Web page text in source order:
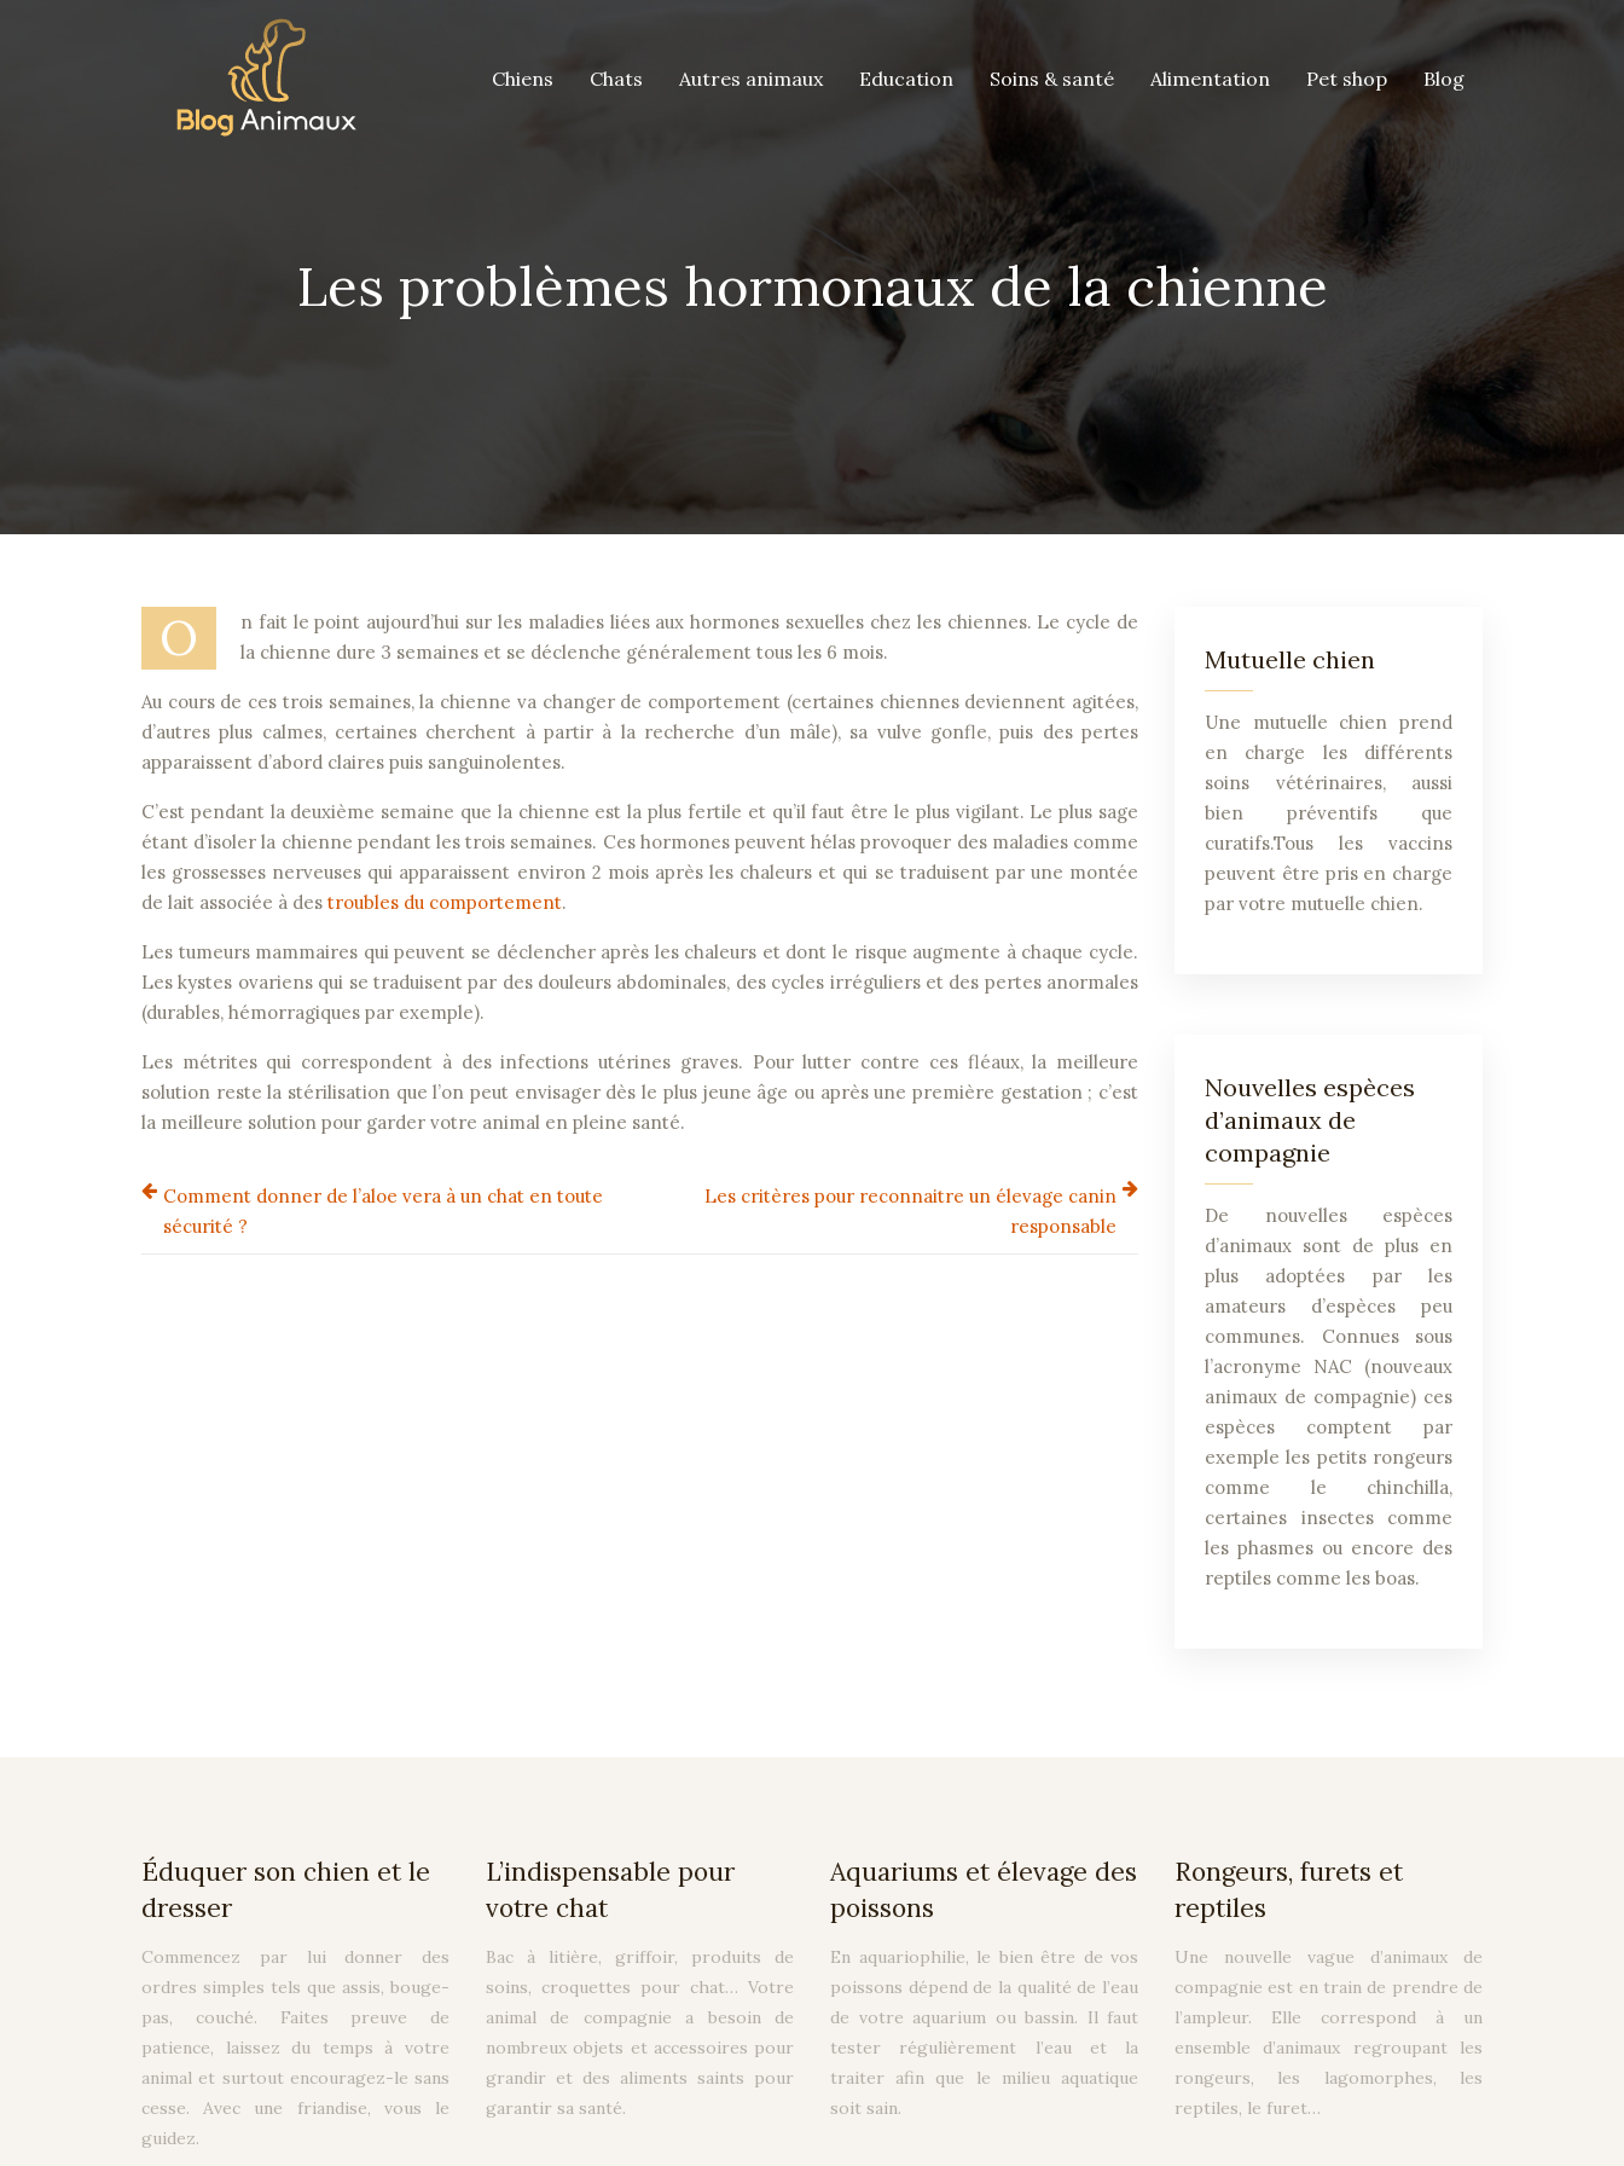
Chiens Chats Autres animaux Education Soins & santé Alimentation Pet shop Blog
Les problèmes hormonaux de la chienne
O
n fait le point aujourd’hui sur les maladies liées aux hormones sexuelles chez les chiennes. Le cycle de
la chienne dure 3 semaines et se déclenche généralement tous les 6 mois.
Au cours de ces trois semaines, la chienne va changer de comportement (certaines chiennes deviennent agitées,
d’autres plus calmes, certaines cherchent à partir à la recherche d’un mâle), sa vulve gonfle, puis des pertes
apparaissent d’abord claires puis sanguinolentes.
C’est pendant la deuxième semaine que la chienne est la plus fertile et qu’il faut être le plus vigilant. Le plus sage
étant d’isoler la chienne pendant les trois semaines. Ces hormones peuvent hélas provoquer des maladies comme
les grossesses nerveuses qui apparaissent environ 2 mois après les chaleurs et qui se traduisent par une montée
de lait associée à des troubles du comportement.
Les tumeurs mammaires qui peuvent se déclencher après les chaleurs et dont le risque augmente à chaque cycle.
Les kystes ovariens qui se traduisent par des douleurs abdominales, des cycles irréguliers et des pertes anormales
(durables, hémorragiques par exemple).
Les métrites qui correspondent à des infections utérines graves. Pour lutter contre ces fléaux, la meilleure
solution reste la stérilisation que l’on peut envisager dès le plus jeune âge ou après une première gestation ; c’est
la meilleure solution pour garder votre animal en pleine santé.
Comment donner de l’aloe vera à un chat en toute
sécurité ?
Les critères pour reconnaitre un élevage canin
responsable
Mutuelle chien
Une mutuelle chien prend
en charge les différents
soins vétérinaires, aussi
bien préventifs que
curatifs.Tous les vaccins
peuvent être pris en charge
par votre mutuelle chien.
Nouvelles espèces
d’animaux de
compagnie
De nouvelles espèces
d’animaux sont de plus en
plus adoptées par les
amateurs d’espèces peu
communes. Connues sous
l’acronyme NAC (nouveaux
animaux de compagnie) ces
espèces comptent par
exemple les petits rongeurs
comme le chinchilla,
certaines insectes comme
les phasmes ou encore des
reptiles comme les boas.
Éduquer son chien et le
dresser
Commencez par lui donner des
ordres simples tels que assis, bouge-
pas, couché. Faites preuve de
patience, laissez du temps à votre
animal et surtout encouragez-le sans
cesse. Avec une friandise, vous le
guidez.
L’indispensable pour
votre chat
Bac à litière, griffoir, produits de
soins, croquettes pour chat… Votre
animal de compagnie a besoin de
nombreux objets et accessoires pour
grandir et des aliments saints pour
garantir sa santé.
Aquariums et élevage des
poissons
En aquariophilie, le bien être de vos
poissons dépend de la qualité de l’eau
de votre aquarium ou bassin. Il faut
tester régulièrement l’eau et la
traiter afin que le milieu aquatique
soit sain.
Rongeurs, furets et
reptiles
Une nouvelle vague d’animaux de
compagnie est en train de prendre de
l’ampleur. Elle correspond à un
ensemble d’animaux regroupant les
rongeurs, les lagomorphes, les
reptiles, le furet…